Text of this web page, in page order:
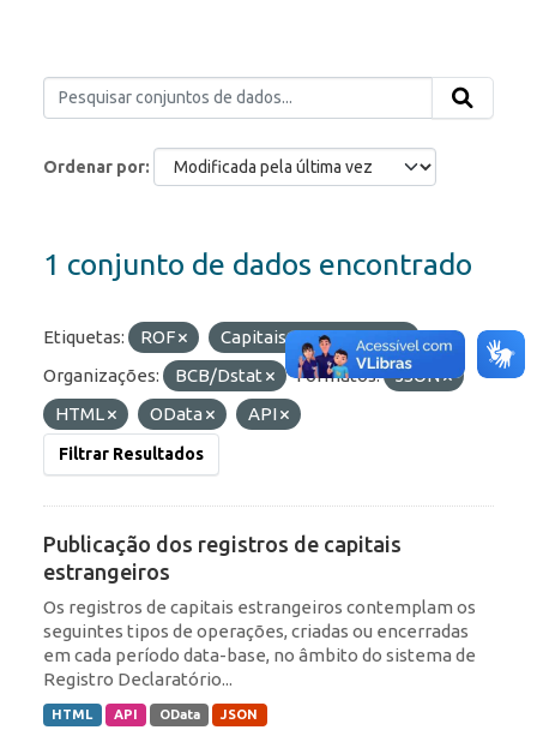
Ordenar por
1 conjunto de dados encontrado
Etiquetas: ROF
Capitais Estrangeiros
Organizações:
BCB/Dstat Formatos:
JSON
HTML
OData API
Filtrar Resultados
Publicação dos registros de capitais
estrangeiros
Os registros de capitais estrangeiros contemplam os
seguintes tipos de operações, criadas ou encerradas
em cada período data-base, no âmbito do sistema de
Registro Declaratório...
HTML API OData JSON